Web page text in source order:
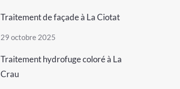
Traitement de façade à La Ciotat
29 octobre 2025
Traitement hydrofuge coloré à La
Crau